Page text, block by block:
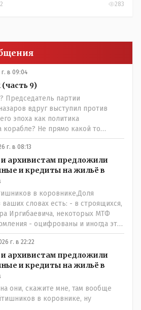
283
г. в 09:04
9)
Председатель партии
вдруг выступил против
эпоха как политика
корабле? Не прямо какой то
Может он инопланетянин?
откуда, отжал у бывшего
целый холдинг и теперь против
Вот ни капельки ему не поверю,
страны, про народ уже и
то закулисные игры?
г. в 08:13
архивистам предложили
и кредиты на жильё в
в коровнике,Доля
словах есть: - в строящихся,
Иргибаевича, некоторых МТФ
- оцифрованы и иногда эти
- и тогда они нужны, хотя я
комьютерной безграмотности
решать и устранять эти сбои и
в городе. Но, этих
МТФ критично мало для
и обкуренных молодых
да и те МТФ я по опыту
на обслуживание с
г. в 22:22
архивистам предложили
и кредиты на жильё в
они, скажите мне, там вообще
в коровнике, ну